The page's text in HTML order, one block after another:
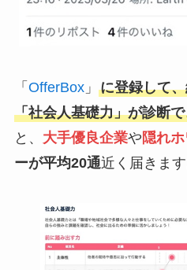
「 OfferBox」 に登録して
「社会人基礎力」が診断
と、 大手優良企業や隠れ
ーが平均20通近く届きます